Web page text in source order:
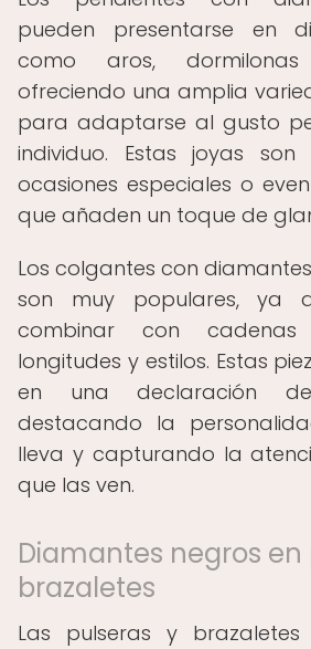
pueden presentarse en
como aros,
ofreciendo una amplia
para adaptarse al gusto
individuo. Estas joyas
ocasiones especiales o
que añaden un toque de
Los colgantes con
son muy populares, ya
combinar con
longitudes y estilos. Estas
en una declaración
destacando la
lleva y capturando la
que las ven.
Diamantes negros en
brazaletes
Las pulseras y